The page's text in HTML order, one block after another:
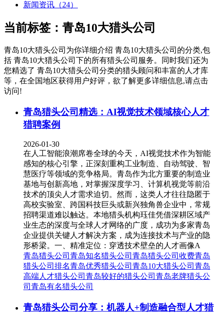
新闻资讯（24）
当前标签： 青岛10大猎头公司
青岛10大猎头公司 为你详细介绍 青岛10大猎头公司 的分类,包
括 青岛10大猎头公司 下的所有猎头公司服务。同时我们还为
您精选了 青岛10大猎头公司 分类的猎头顾问和丰富的人才库
等，在全国地区获得用户好评，欲了解更多详细信息,请点击
访问!
青岛猎头公司精选：AI视觉技术领域核心人才
猎聘案例
2026-01-30
在人工智能浪潮席卷全球的今天，AI视觉技术作为智能
感知的核心引擎，正深刻重构工业制造、自动驾驶、智
慧医疗等领域的竞争格局。青岛作为北方重要的制造业
基地与创新高地，对掌握深度学习、计算机视觉等前沿
技术的顶尖人才需求迫切。然而，这类人才往往隐匿于
高校实验室、跨国科技巨头或新兴独角兽企业中，常规
招聘渠道难以触达。本地猎头机构珏佳凭借深耕区域产
业生态的深度与全球人才网络的广度，成功为多家青岛
企业提供关键人才解决方案，成为连接技术与产业的隐
形桥梁。一、精准定位：穿透技术壁垒的人才画像A
青岛猎头公司 青岛知名猎头公司 青岛猎头公司收费青岛
猎头公司排名青岛优秀猎头公司 青岛10大猎头公司 青岛
高端人才猎头公司 青岛较好的猎头公司 青岛老牌猎头公
司 青岛有名猎头公司
青岛猎头公司分享：机器人+制造融合型人才猎